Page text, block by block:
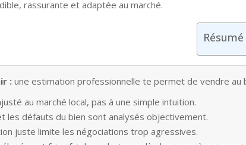
rassurante et adaptée au marché.
Résumé
: une estimation professionnelle te permet de vendre au
au marché local, pas à une simple intuition.
les défauts du bien sont analysés objectivement.
juste limite les négociations trop agressives.